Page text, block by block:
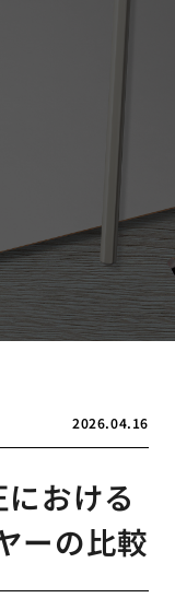
2026.04.16
おける
ーの比較